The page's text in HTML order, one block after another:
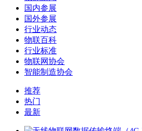
国内参展
国外参展
行业动态
物联百科
行业标准
物联网协会
智能制造协会
推荐
热门
最新